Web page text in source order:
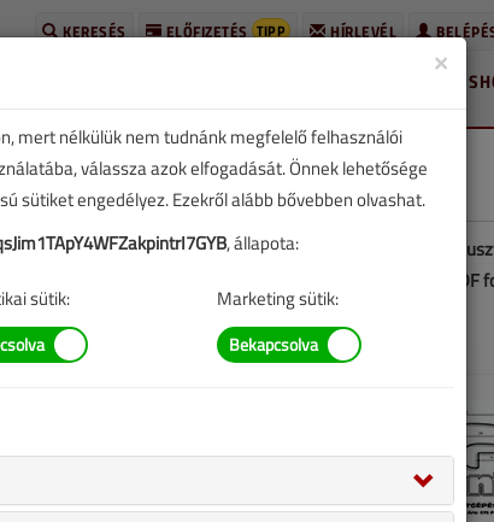
HÍRLEVÉL
ELŐFIZETÉS TIPP
KERESÉS
valamint a
Ez a cikk a VGF&HKL 2017. július-
jelent meg. Töltse le a lapszámot PDF
×
mert nélkülük nem tudnánk megfelelő felhasználói
válassza azok elfogadását. Önnek lehetősége
sütiket engedélyez. Ezekről alább bővebben olvashat.
, állapota:
sütik: Marketing sütik: